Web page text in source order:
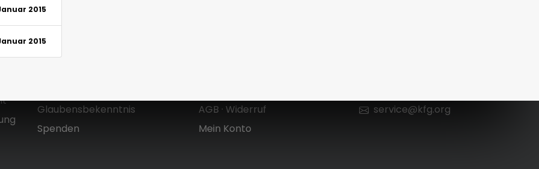
2015
2015
Über uns
Glaubensbekenntnis
Spenden
AGB · Widerruf
Mein Konto
service@kfg.org